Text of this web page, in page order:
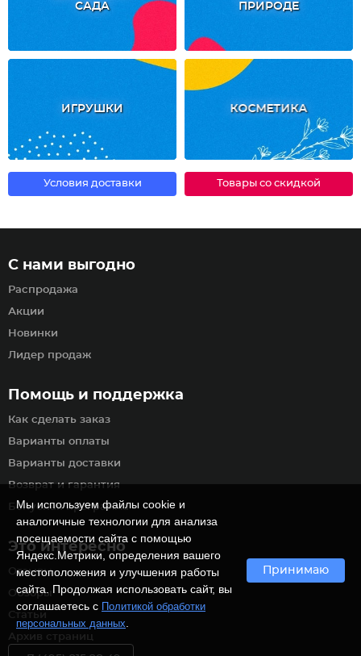
САДА
ПРИРОДЕ
ИГРУШКИ КОСМЕТИКА
Условия доставки Товары со скидкой
Помощь и поддержка
Как сделать заказ
Варианты оплаты
Варианты доставки
Возврат и гарантия
Бонусная программа
С нами выгодно
Распродажа
Акции
Новинки
Лидер продаж
Это интересно
Отзывы
Обзоры
Статьи
Архив страниц
Мы используем файлы cookie и
аналогичные технологии для анализа
посещаемости сайта с помощью
Яндекс.Метрики, определения вашего
местоположения и улучшения работы
сайта. Продолжая использовать сайт, вы
соглашаетесь с Политикой обработки
персональных данных
Принимаю